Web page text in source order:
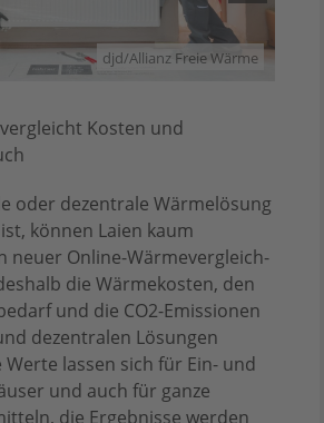
djd/Allianz Freie Wärme
Kosten und
oder dezentrale Wärmelösung
können Laien kaum
neuer Online-Wärmevergleich-
die Wärmekosten, den
und die CO2-Emissionen
dezentralen Lösungen
Werte lassen sich für Ein- und
und auch für ganze
die Ergebnisse werden